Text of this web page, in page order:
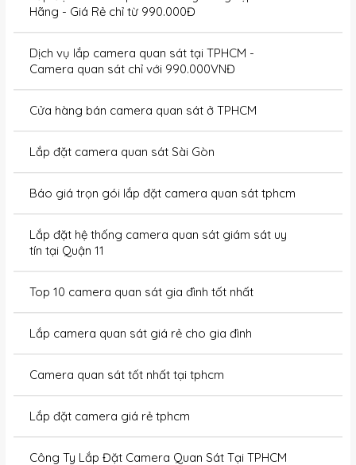
Hãng - Giá Rẻ chỉ từ 990.000Đ
Dịch vụ lắp camera quan sát tại TPHCM -
Camera quan sát chỉ với 990.000VNĐ
Cửa hàng bán camera quan sát ở TPHCM
Lắp đặt camera quan sát Sài Gòn
Báo giá trọn gói lắp đặt camera quan sát tphcm
Lắp đặt hệ thống camera quan sát giám sát uy
tín tại Quận 11
Top 10 camera quan sát gia đình tốt nhất
Lắp camera quan sát giá rẻ cho gia đình
Camera quan sát tốt nhất tại tphcm
Lắp đặt camera giá rẻ tphcm
Công Ty Lắp Đặt Camera Quan Sát Tại TPHCM